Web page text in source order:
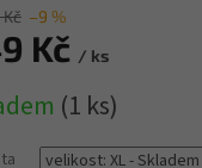
–9 %
Kč / ks
(1 ks)